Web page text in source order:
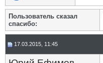
Пользователь сказал
cпасибо:
17.03.2015, 11:45